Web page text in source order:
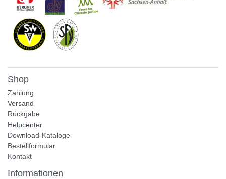
Shop
Zahlung
Versand
Rückgabe
Helpcenter
Download-Kataloge
Bestellformular
Kontakt
Informationen